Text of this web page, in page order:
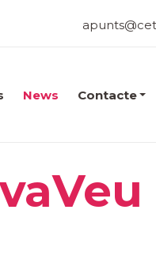
News Contacte